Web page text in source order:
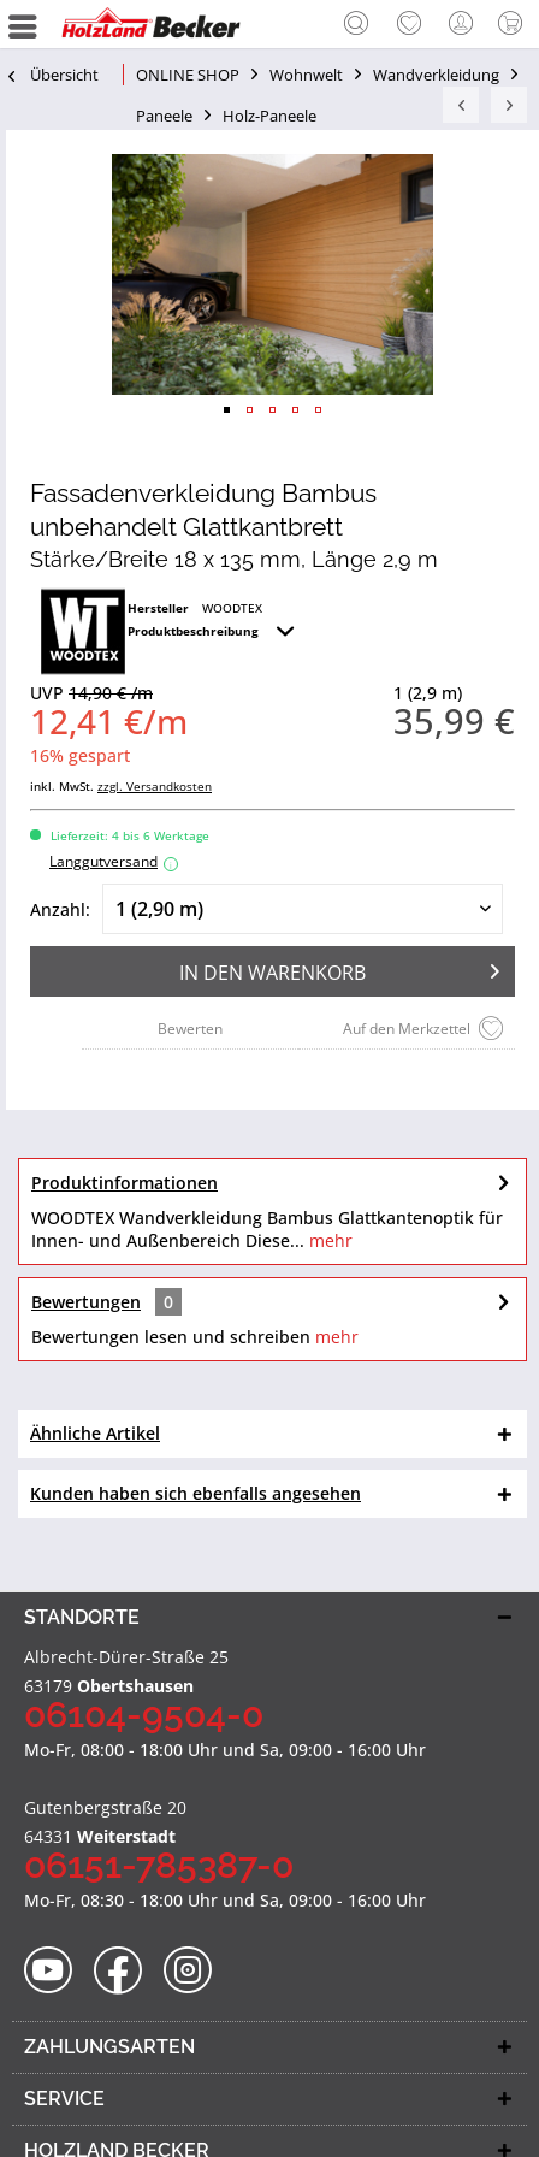
Übersicht ONLINE SHOP Wohnwelt
Wandverkleidung
Paneele
Holz-Paneele
Fassadenverkleidung Bambus
unbehandelt Glattkantbrett
Stärke/Breite 18 x 135 mm, Länge 2,9 m
Hersteller
WOODTEX
Produktbeschreibung
1 (2,9 m)
35,99 €
UVP 14,90 € /m
12,41 €/m
16% gespart
inkl. MwSt. zzgl. Versandkosten
Lieferzeit: 4 bis 6 Werktage
Langgutversand i
Anzahl:
IN DEN WARENKORB
Auf den Merkzettel
Bewerten
Produktinformationen
WOODTEX Wandverkleidung Bambus Glattkantenoptik für
Innen- und Außenbereich Diese... mehr
Bewertungen
0
Bewertungen lesen und schreiben mehr
Ähnliche Artikel
Kunden haben sich ebenfalls angesehen
STANDORTE
Albrecht-Dürer-Straße 25
63179 Obertshausen
06104-9504-0
Mo-Fr, 08:00 - 18:00 Uhr und Sa, 09:00 - 16:00 Uhr
Gutenbergstraße 20
64331 Weiterstadt
06151-785387-0
Mo-Fr, 08:30 - 18:00 Uhr und Sa, 09:00 - 16:00 Uhr
ZAHLUNGSARTEN
SERVICE
HOLZLAND BECKER